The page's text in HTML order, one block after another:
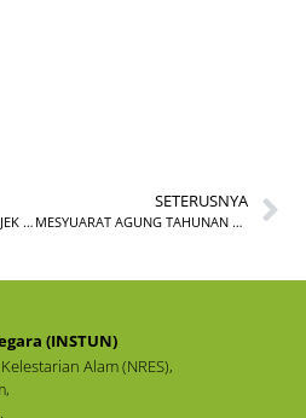
MESYUARAT PENILAIAN PROJEK KAJIAN GNSS BIL.1/ 2025
SETERUSNYA
MESYUARAT AGUNG TAHUNAN KELAB INSTUN KALI KE-23
(INSTUN)
Alam (NRES),